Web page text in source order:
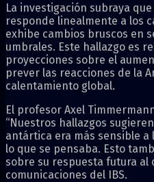
La investigación subraya
responde linealmente a los
exhibe cambios bruscos en
umbrales. Este hallazgo es
proyecciones sobre el
prever las reacciones de la
calentamiento global.
El profesor Axel
“Nuestros hallazgos
antártica era más sensible
lo que se pensaba. Esto
sobre su respuesta futura al
comunicaciones del IBS.